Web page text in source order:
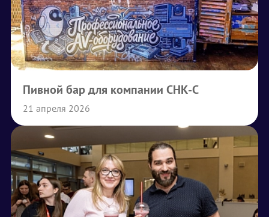
Пивной бар для компании СНК-С
21 апреля 2026